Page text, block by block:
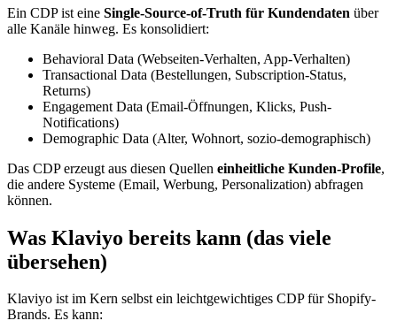
Ein CDP ist eine Single-Source-of-Truth für Kundendaten über
alle Kanäle hinweg. Es konsolidiert:
Behavioral Data (Webseiten-Verhalten, App-Verhalten)
Transactional Data (Bestellungen, Subscription-Status,
Returns)
Engagement Data (Email-Öffnungen, Klicks, Push-
Notifications)
Demographic Data (Alter, Wohnort, sozio-demographisch)
Das CDP erzeugt aus diesen Quellen einheitliche Kunden-Profile,
die andere Systeme (Email, Werbung, Personalization) abfragen
können.
Was Klaviyo bereits kann (das viele
übersehen)
Klaviyo ist im Kern selbst ein leichtgewichtiges CDP für Shopify-
Brands. Es kann: